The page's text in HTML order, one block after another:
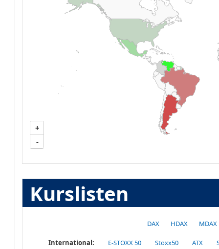
+
-
Kurslisten
DAX HDAX MDAX
International: E-STOXX 50 Stoxx50 ATX